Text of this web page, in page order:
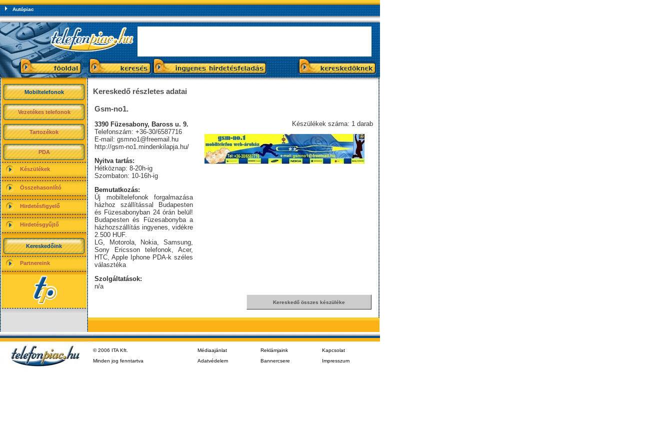
Autópiac
Mobiltelefonok
Vezetékes telefonok
Tartozékok
PDA
Készülékek
Összehasonlító
Hirdetésfigyelő
Hirdetésgyűjtő
Kereskedőink
Partnereink
Kereskedő részletes adatai
Gsm-no1.
3390 Füzesabony, Baross u. 9.
Telefonszám: +36-30/6587716
E-mail: gsmno1@freemail.hu
http://gsm-no1.mindenkilapja.hu/
Nyitva tartás:
Hétköznap: 8-20h-ig
Szombaton: 10-16h-ig
Bemutatkozás:
Új mobiltelefonok forgalmazása
házhoz szállítással Budapesten
és Füzesabonyban 24 órán belül!
Budapesten és Füzesabonyba a
házhozszállítás ingyenes, vidékre
2.500 HUF.
LG, Motorola, Nokia, Samsung,
Sony Ericsson telefonok, Acer,
HTC, Apple Iphone PDA-k széles
választéka
Szolgáltatások:
n/a
Készülékek száma: 1 darab
© 2006 ITA Kft.
Minden jog fenntartva
Médiaajánlat
Adatvédelem
Reklámjaink
Bannercsere
Kapcsolat
Impresszum